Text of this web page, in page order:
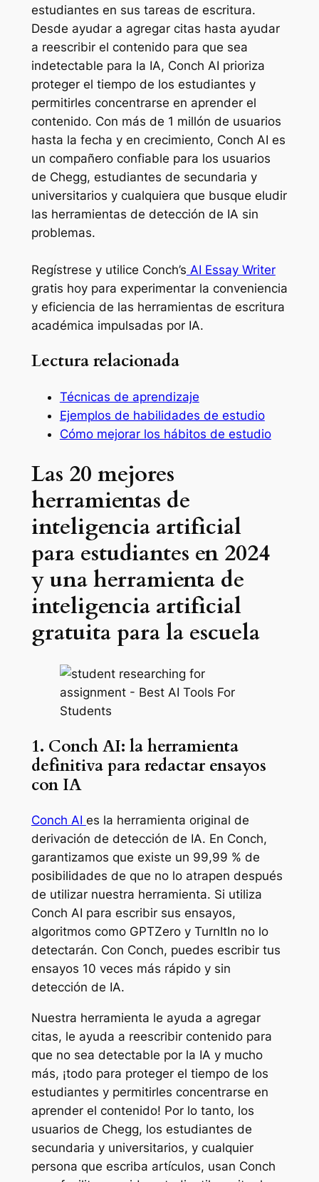
estudiantes en sus tareas de escritura.
Desde ayudar a agregar citas hasta ayudar
a reescribir el contenido para que sea
indetectable para la IA, Conch AI prioriza
proteger el tiempo de los estudiantes y
permitirles concentrarse en aprender el
contenido. Con más de 1 millón de usuarios
hasta la fecha y en crecimiento, Conch AI es
un compañero confiable para los usuarios
de Chegg, estudiantes de secundaria y
universitarios y cualquiera que busque eludir
las herramientas de detección de IA sin
problemas.
Regístrese y utilice Conch’s AI Essay Writer
gratis hoy para experimentar la conveniencia
y eficiencia de las herramientas de escritura
académica impulsadas por IA.
Lectura relacionada
Técnicas de aprendizaje
Ejemplos de habilidades de estudio
Cómo mejorar los hábitos de estudio
Las 20 mejores
herramientas de
inteligencia artificial
para estudiantes en 2024
y una herramienta de
inteligencia artificial
gratuita para la escuela
1. Conch AI: la herramienta
definitiva para redactar ensayos
con IA
Conch AI es la herramienta original de
derivación de detección de IA. En Conch,
garantizamos que existe un 99,99 % de
posibilidades de que no lo atrapen después
de utilizar nuestra herramienta. Si utiliza
Conch AI para escribir sus ensayos,
algoritmos como GPTZero y TurnItIn no lo
detectarán. Con Conch, puedes escribir tus
ensayos 10 veces más rápido y sin
detección de IA.
Nuestra herramienta le ayuda a agregar
citas, le ayuda a reescribir contenido para
que no sea detectable por la IA y mucho
más, ¡todo para proteger el tiempo de los
estudiantes y permitirles concentrarse en
aprender el contenido! Por lo tanto, los
usuarios de Chegg, los estudiantes de
secundaria y universitarios, y cualquier
persona que escriba artículos, usan Conch